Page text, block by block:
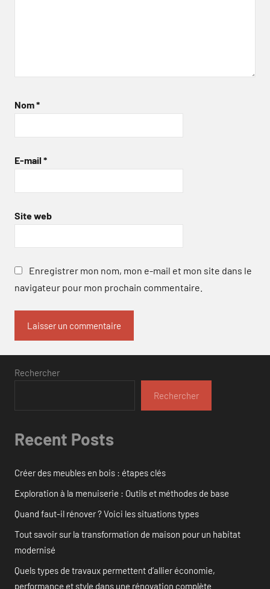
Nom*
E-mail *
Site web
Enregistrer mon nom, mon e-mail et mon site dans le
navigateur pour mon prochain commentaire.
Rechercher
Rechercher
Recent Posts
Créer des meubles en bois : étapes clés
Exploration à la menuiserie : Outils et méthodes de base
Quand faut-il rénover ? Voici les situations types
Tout savoir sur la transformation de maison pour un habitat
modernisé
Quels types de travaux permettent d’allier économie,
performance et style dans une rénovation complète